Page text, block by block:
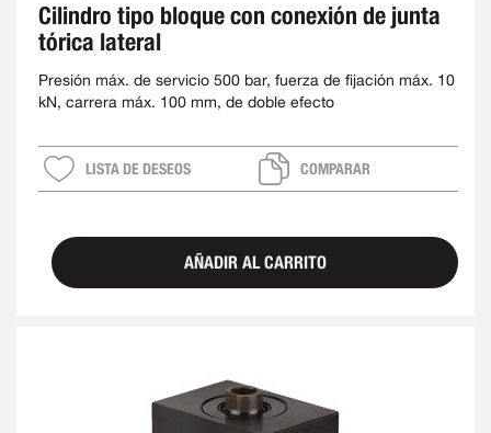
Cilindro tipo bloque con conexión de junta
tórica lateral
Presión máx. de servicio 500 bar, fuerza de fijación máx. 10
kN, carrera máx. 100 mm, de doble efecto
LISTA DE DESEOS COMPARAR
AÑADIR AL CARRITO